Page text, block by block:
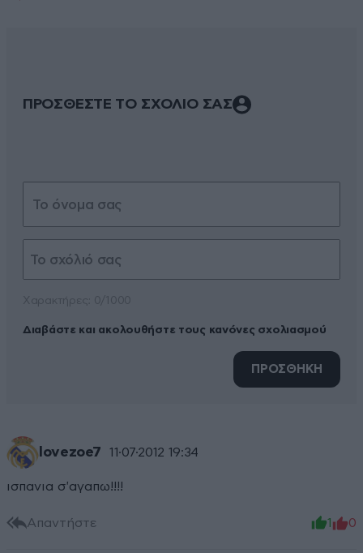
ΠΡΟΣΘΕΣΤΕ ΤΟ ΣΧΟΛΙΟ ΣΑΣ
Διαβάστε και ακολουθήστε τους κανόνες σχολιασμού
ΠΡΟΣΘΗΚΗ
lovezoe7 11·07·2012 19:34
ισπανια σ'αγαπω!!!!
Απαντήστε 1 0